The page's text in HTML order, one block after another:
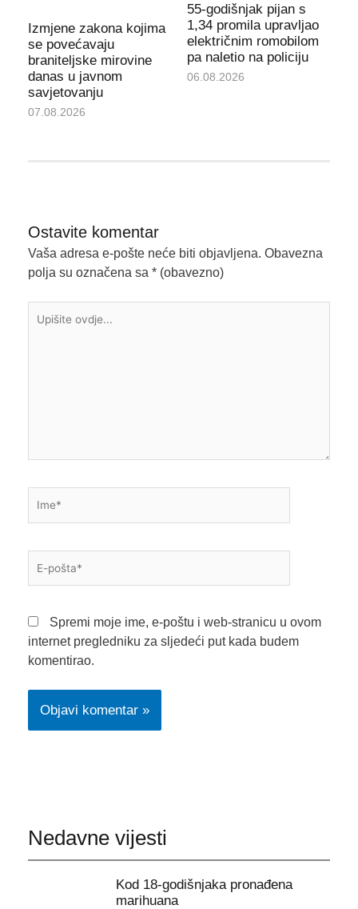
Izmjene zakona kojima
se povećavaju
braniteljske mirovine
danas u javnom
savjetovanju
07.08.2026
55-godišnjak pijan s
1,34 promila upravljao
električnim romobilom
pa naletio na policiju
06.08.2026
Ostavite komentar
Vaša adresa e-pošte neće biti objavljena. Obavezna
polja su označena sa * (obavezno)
ovdje...
pošta*
Spremi moje ime, e-poštu i web-stranicu u ovom
internet pregledniku za sljedeći put kada budem
komentirao.
Nedavne vijesti
Kod 18-godišnjaka pronađena
marihuana